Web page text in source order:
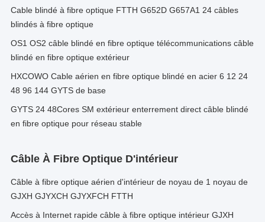
Cable blindé à fibre optique FTTH G652D G657A1 24 câbles
blindés à fibre optique
OS1 OS2 câble blindé en fibre optique télécommunications câble
blindé en fibre optique extérieur
HXCOWO Cable aérien en fibre optique blindé en acier 6 12 24
48 96 144 GYTS de base
GYTS 24 48Cores SM extérieur enterrement direct câble blindé
en fibre optique pour réseau stable
Câble À Fibre Optique D'intérieur
Câble à fibre optique aérien d'intérieur de noyau de 1 noyau de
GJXH GJYXCH GJYXFCH FTTH
Accès à Internet rapide câble à fibre optique intérieur GJXH